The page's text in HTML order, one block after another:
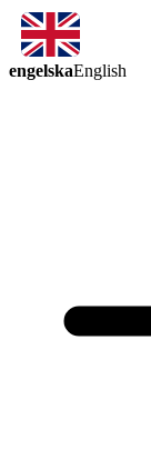
engelskaEnglish